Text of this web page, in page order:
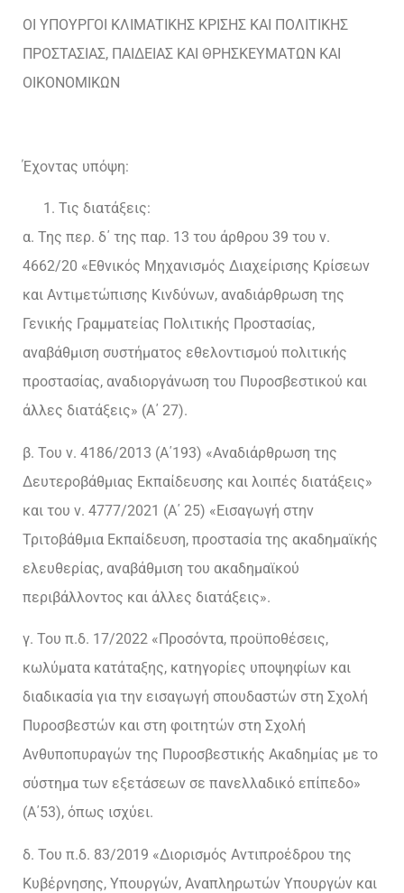
ΟΙ ΥΠΟΥΡΓΟΙ ΚΛΙΜΑΤΙΚΗΣ ΚΡΙΣΗΣ ΚΑΙ ΠΟΛΙΤΙΚΗΣ
ΠΡΟΣΤΑΣΙΑΣ, ΠΑΙΔΕΙΑΣ ΚΑΙ ΘΡΗΣΚΕΥΜΑΤΩΝ ΚΑΙ
ΟΙΚΟΝΟΜΙΚΩΝ
Έχοντας υπόψη:
Τις διατάξεις:
α. Της περ. δ΄ της παρ. 13 του άρθρου 39 του ν.
4662/20 «Εθνικός Μηχανισμός Διαχείρισης Κρίσεων
και Αντιμετώπισης Κινδύνων, αναδιάρθρωση της
Γενικής Γραμματείας Πολιτικής Προστασίας,
αναβάθμιση συστήματος εθελοντισμού πολιτικής
προστασίας, αναδιοργάνωση του Πυροσβεστικού και
άλλες διατάξεις» (Α΄ 27).
β. Του ν. 4186/2013 (Α΄193) «Αναδιάρθρωση της
Δευτεροβάθμιας Εκπαίδευσης και λοιπές διατάξεις»
και του ν. 4777/2021 (Α΄ 25) «Εισαγωγή στην
Τριτοβάθμια Εκπαίδευση, προστασία της ακαδημαϊκής
ελευθερίας, αναβάθμιση του ακαδημαϊκού
περιβάλλοντος και άλλες διατάξεις».
γ. Του π.δ. 17/2022 «Προσόντα, προϋποθέσεις,
κωλύματα κατάταξης, κατηγορίες υποψηφίων και
διαδικασία για την εισαγωγή σπουδαστών στη Σχολή
Πυροσβεστών και στη φοιτητών στη Σχολή
Ανθυποπυραγών της Πυροσβεστικής Ακαδημίας με το
σύστημα των εξετάσεων σε πανελλαδικό επίπεδο»
(Α΄53), όπως ισχύει.
δ. Του π.δ. 83/2019 «Διορισμός Αντιπροέδρου της
Κυβέρνησης, Υπουργών, Αναπληρωτών Υπουργών και